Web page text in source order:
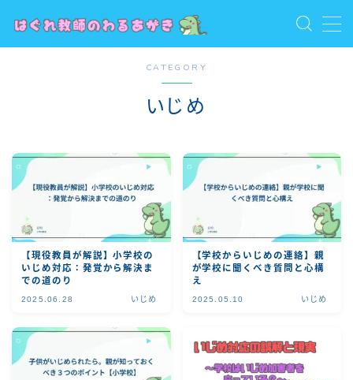
保護者向け
利用規約／特定商取引法に基づく表記
教員向け
教員志望・若手教員向け
有料記事の決済完了ページ
CATEGORY
いじめ
【現役教員が解説】小学校の
いじめ対応：発覚から解決ま
での道のり
2025.06.28 いじめ
【学校からいじめの連絡】親
が学校に聞くべき質問と心構
え
2025.05.10 いじめ